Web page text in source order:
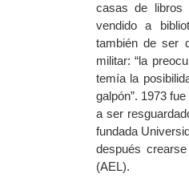
casas de libros
vendido a
también de ser
militar: “la
temía la
galpón”. 1973
a ser
fundada
después
(AEL).